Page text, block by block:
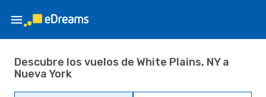
Descubre los vuelos de White Plains, NY a
Nueva York